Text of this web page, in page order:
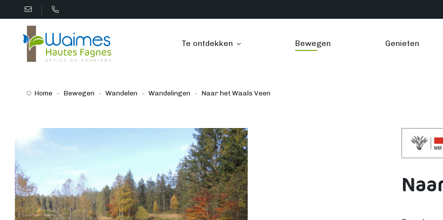
Te ontdekken Bewegen Genieten
Home Bewegen Wandelen Wandelingen Naar het Waals Veen